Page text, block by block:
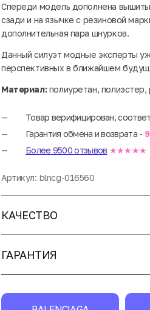
Спереди модель дополнена
сзади и на язычке с резиновой
дополнительная пара шнурков.
Данный силуэт модные эксперты
перспективных в ближайшем
Материал:полиуретан, полиэстер,
Товар верифицирован,
Гарантия обмена и возврата -
Более 9500 отзывов ★★★★★
Артикул: blncg-016560
КАЧЕСТВО
ГАРАНТИЯ